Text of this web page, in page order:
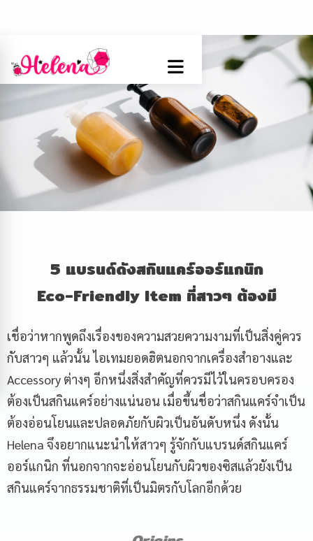
5 แบรนด์ดังสกินแคร์ออร์แกนิก
Eco-Friendly Item ที่สาวๆ ต้องมี
เชื่อว่าหากพูดถึงเรื่องของความสวยความงามที่เป็นสิ่งคู่ควร
กับสาวๆ แล้วนั้น ไอเทมยอดฮิตนอกจากเครื่องสำอางและ
Accessory ต่างๆ อีกหนึ่งสิ่งสำคัญที่ควรมีไว้ในครอบครอง
ต้องเป็นสกินแคร์อย่างแน่นอน เมื่อขึ้นชื่อว่าสกินแคร์จำเป็น
ต้องอ่อนโยนและปลอดภัยกับผิวเป็นอันดับหนึ่ง ดังนั้น
Helena จึงอยากแนะนำให้สาวๆ รู้จักกับแบรนด์สกินแคร์
ออร์แกนิก ที่นอกจากจะอ่อนโยนกับผิวของซิสแล้วยังเป็น
สกินแคร์จากธรรมชาติที่เป็นมิตรกับโลกอีกด้วย